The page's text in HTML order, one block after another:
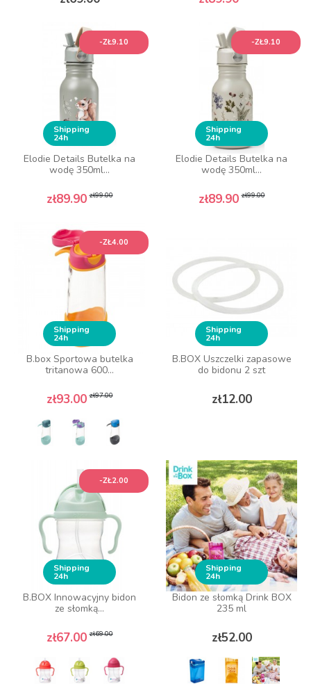
Shipping
24h
Elodie Details Butelka na
wodę 350ml...
zł89.90Regular price
zł99.00
Price
-ZŁ9.10
Shipping
24h
Elodie Details Butelka na
wodę 350ml...
zł89.90Regular price
zł99.00
Price
-ZŁ9.10
Shipping
24h
B.box Sportowa butelka
tritanowa 600...
zł93.00Regular price
zł97.00
Price
-ZŁ4.00
Shipping
24h
B.BOX Uszczelki zapasowe
do bidonu 2 szt
zł12.00
Price
Shipping
24h
B.BOX Innowacyjny bidon
ze słomką...
zł67.00Regular price
zł69.00
Price
-ZŁ2.00
Shipping
24h
Bidon ze słomką Drink BOX
235 ml
zł52.00
Price